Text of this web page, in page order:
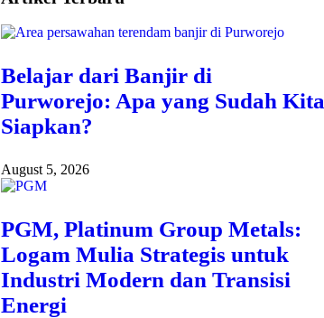
Belajar dari Banjir di
Purworejo: Apa yang Sudah Kita
Siapkan?
August 5, 2026
PGM, Platinum Group Metals:
Logam Mulia Strategis untuk
Industri Modern dan Transisi
Energi